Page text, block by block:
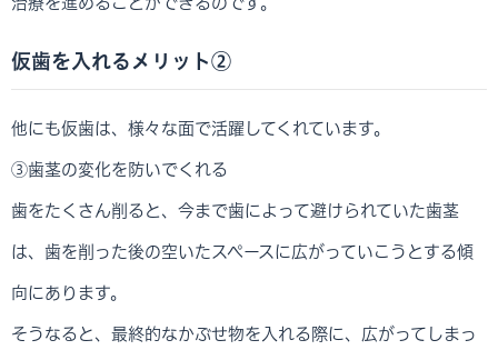
仮歯を入れるメリット②
他にも仮歯は、様々な面で活躍してくれています。
③歯茎の変化を防いでくれる
歯をたくさん削ると、今まで歯によって避けられていた歯茎
は、歯を削った後の空いたスペースに広がっていこうとする傾
向にあります。
そうなると、最終的なかぶせ物を入れる際に、広がってしまっ